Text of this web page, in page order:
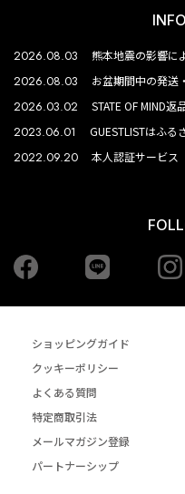
2026.08.03 熊本地震の影響に
2026.08.03 お盆期間中の発送
2026.03.02 STATE OF MIND
2023.06.01 GUESTLISTはふる
2022.09.20 本人認証サービス
Facebook
ショッピングガイド
クッキーポリシー
よくある質問
特定商取引法
メールマガジン登録
パートナーシップ